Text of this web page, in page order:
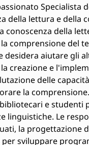
Specialista
della lettura e della
conoscenza della
comprensione del
desidera aiutare gli
creazione e
delle
la
e studenti
linguistiche. Le
la progettazione
sviluppare